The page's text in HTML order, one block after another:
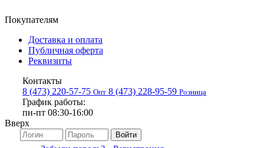
Покупателям
Доставка и оплата
Публичная оферта
Реквизиты
Контакты
8 (473) 220-57-75 Опт 8 (473) 228-95-59 Розница
График работы:
пн-пт 08:30-16:00
Вверх
Войти